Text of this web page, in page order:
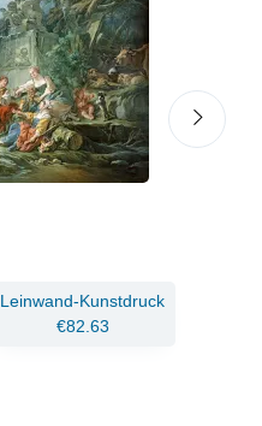
Leinwand-Kunstdruck
€82.63